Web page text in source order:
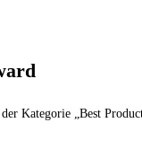
Kategorie „Best